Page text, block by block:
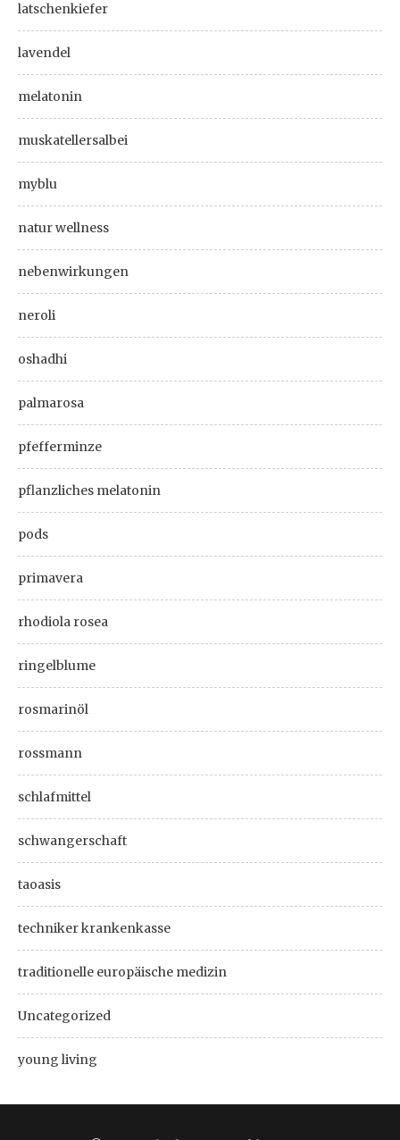
latschenkiefer
lavendel
melatonin
muskatellersalbei
myblu
natur wellness
nebenwirkungen
neroli
oshadhi
palmarosa
pfefferminze
pflanzliches melatonin
pods
primavera
rhodiola rosea
ringelblume
rosmarinöl
rossmann
schlafmittel
schwangerschaft
taoasis
techniker krankenkasse
traditionelle europäische medizin
Uncategorized
young living